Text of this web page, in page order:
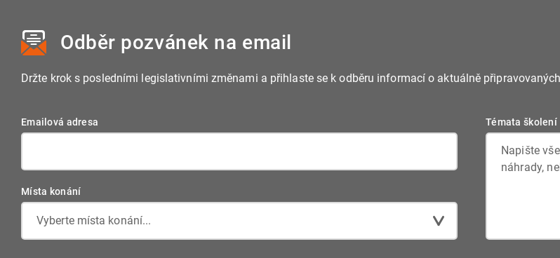
Odběr pozvánek na email
Držte krok s posledními legislativními změnami a přihlaste se k odběru informací o aktuálně
Emailová adresa
Místa konání
Vyberte místa konání...
Témata školení